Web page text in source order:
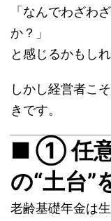
「なんでわざわ
か？」
と感じるかもしれ
しかし経営者こ
きです。
■ ① 任意
の“土台”
老齢基礎年金は